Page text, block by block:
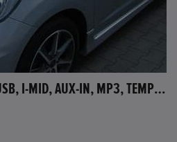
HONDA JAZZ 1.4 SI, CD, USB, I-MID, AUX-IN, MP3, TEMPOMAT